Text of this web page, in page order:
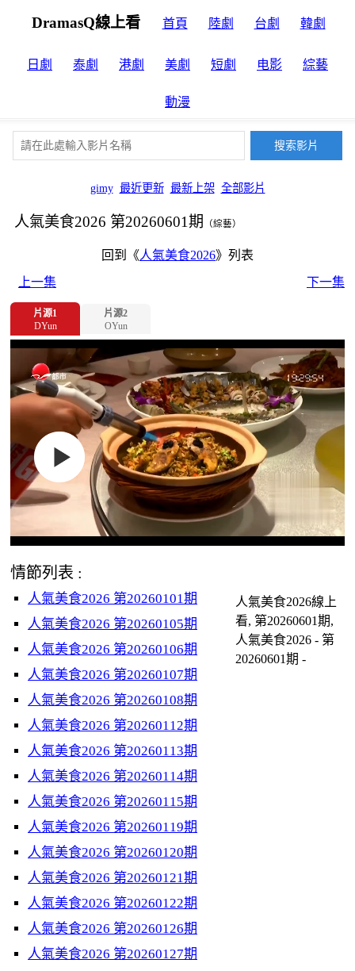
DramasQ線上看 首頁 陸劇 台劇 韓劇
日劇 泰劇 港劇 美劇 短劇 电影 綜藝
動漫
gimy 最近更新 最新上架 全部影片
人氣美食2026 第20260601期 （綜藝）
回到《人氣美食2026》列表
上一集
下一集
片源1
DYun
片源2
OYun
情節列表 :
人氣美食2026 第20260101期
人氣美食2026 第20260105期
人氣美食2026 第20260106期
人氣美食2026 第20260107期
人氣美食2026 第20260108期
人氣美食2026 第20260112期
人氣美食2026 第20260113期
人氣美食2026 第20260114期
人氣美食2026 第20260115期
人氣美食2026 第20260119期
人氣美食2026 第20260120期
人氣美食2026 第20260121期
人氣美食2026 第20260122期
人氣美食2026 第20260126期
人氣美食2026 第20260127期
人氣美食2026線上
看, 第20260601期,
人氣美食2026 - 第
20260601期 -